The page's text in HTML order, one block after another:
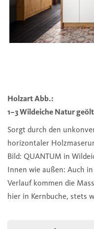
Holzart Abb.:
1–3 Wildeiche Natur
Sorgt durch den
horizontaler
Bild: QUANTUM in
Innen wie außen: Auch
Verlauf kommen die
hier in Kernbuche, stets